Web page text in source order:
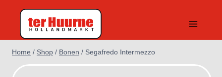
inhoud
Home / Shop / Bonen / Segafredo Intermezzo